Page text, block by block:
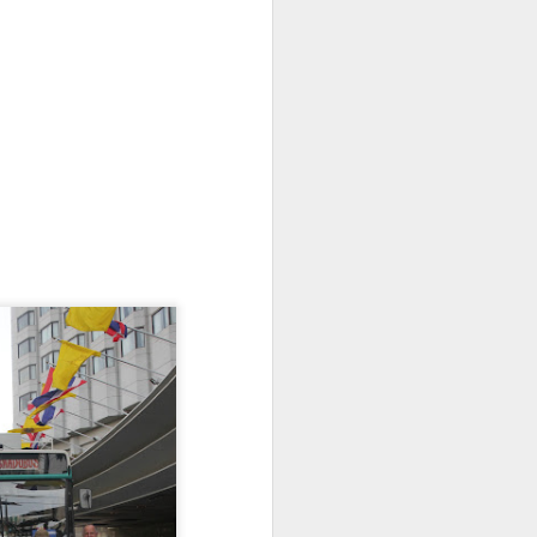
perdrons la quatrième et même le
troisième.